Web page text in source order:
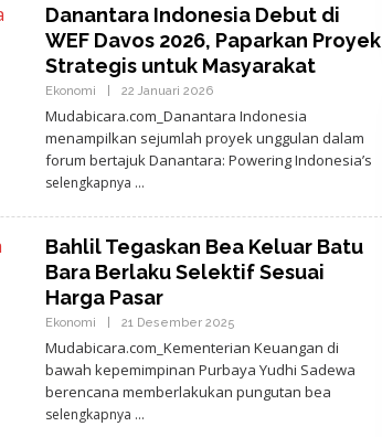
W
A
N
T
R
A
Danantara Indonesia Debut di
WEF Davos 2026, Paparkan Proyek
Strategis untuk Masyarakat
Ekonomi 22 Januari 2026O
E
H
J
E
A
T
A
Mudabicara.com_Danantara Indonesia
menampilkan sejumlah proyek unggulan dalam
forum bertajuk Danantara: Powering Indonesia’s
selengkapnya
Bahlil Tegaskan Bea Keluar Batu
Bara Berlaku Selektif Sesuai
Harga Pasar
Ekonomi 21 Desember 2025
E
H
J
Mudabicara.com_Kementerian Keuangan di
bawah kepemimpinan Purbaya Yudhi Sadewa
berencana memberlakukan pungutan bea
selengkapnya